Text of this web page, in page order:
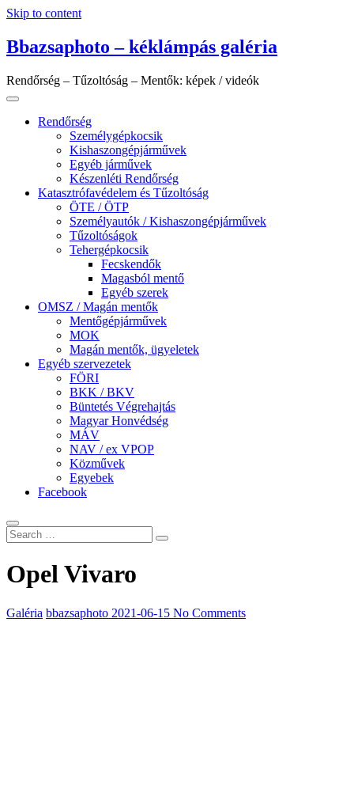
Skip to content
Bbazsaphoto – kéklámpás galéria
Rendőrség – Tűzoltóság – Mentők: képek / videók
Rendőrség
Személygépkocsik
Kishaszongépjárművek
Egyéb járművek
Készenléti Rendőrség
Katasztrófavédelem és Tűzoltóság
ÖTE / ÖTP
Személyautók / Kishaszongépjárművek
Tűzoltóságok
Tehergépkocsik
Fecskendők
Magasból mentő
Egyéb szerek
OMSZ / Magán mentők
Mentőgépjárművek
MOK
Magán mentők, ügyeletek
Egyéb szervezetek
FÖRI
BKK / BKV
Büntetés Végrehajtás
Magyar Honvédség
MÁV
NAV / ex VPOP
Közművek
Egyebek
Facebook
Opel Vivaro
Galéria bbazsaphoto 2021-06-15 No Comments